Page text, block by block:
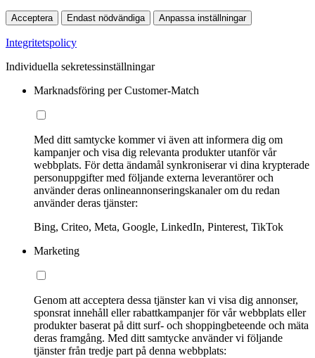
Acceptera Endast nödvändiga Anpassa inställningar
Integritetspolicy
Individuella sekretessinställningar
Marknadsföring per Customer-Match
Med ditt samtycke kommer vi även att informera dig om
kampanjer och visa dig relevanta produkter utanför vår
webbplats. För detta ändamål synkroniserar vi dina krypterade
personuppgifter med följande externa leverantörer och
använder deras onlineannonseringskanaler om du redan
använder deras tjänster:
Bing, Criteo, Meta, Google, LinkedIn, Pinterest, TikTok
Marketing
Genom att acceptera dessa tjänster kan vi visa dig annonser,
sponsrat innehåll eller rabattkampanjer för vår webbplats eller
produkter baserat på ditt surf- och shoppingbeteende och mäta
deras framgång. Med ditt samtycke använder vi följande
tjänster från tredje part på denna webbplats: